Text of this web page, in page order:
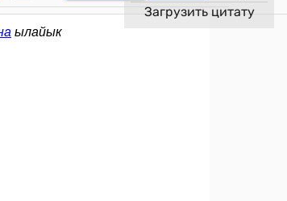
Загрузить цитату